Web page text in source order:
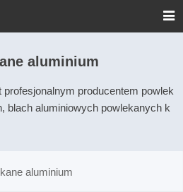
aluminium
producentem powlek
blach aluminiowych powlekanych k
aluminium